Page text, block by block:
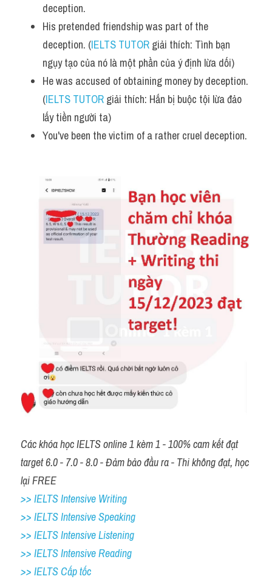
deception.
His pretended friendship was part of the
deception. (IELTS TUTOR giải thích: Tình bạn
ngụy tạo của nó là một phần của ý định lừa dối)
He was accused of obtaining money by deception.
(IELTS TUTOR giải thích: Hắn bị buộc tội lừa đảo
lấy tiền người ta)
You've been the victim of a rather cruel deception.
Các khóa học IELTS online 1 kèm 1 - 100% cam kết đạt
target 6.0 - 7.0 - 8.0 - Đảm bảo đầu ra - Thi không đạt, học
lại FREE
>> IELTS Intensive Writing
>> IELTS Intensive Speaking
>> IELTS Intensive Listening
>> IELTS Intensive Reading
>> IELTS Cấp tốc